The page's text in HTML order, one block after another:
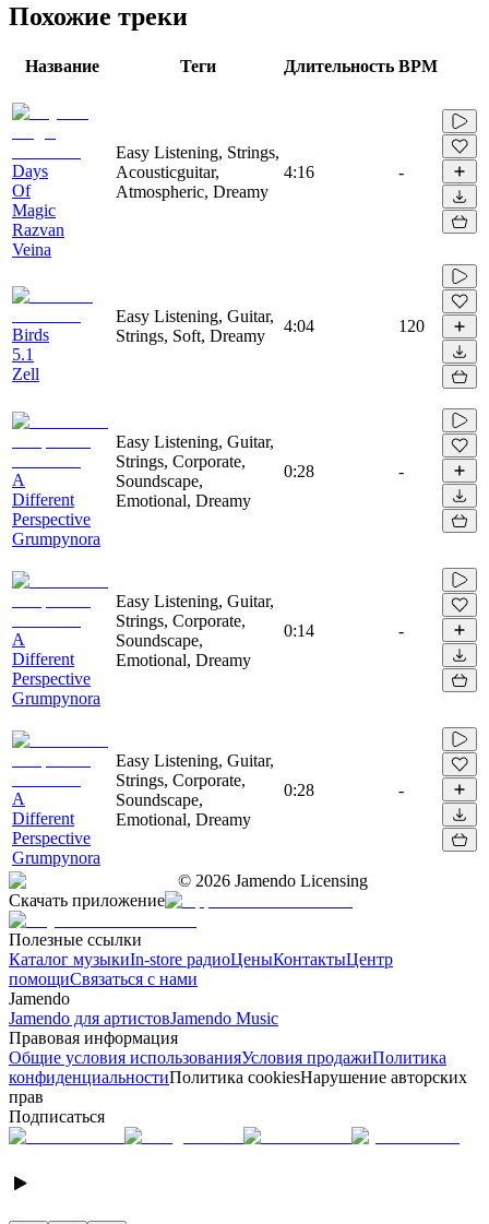
Похожие треки
Название Теги Длительность BPM
Days
Of
Magic
Razvan
Veina
Easy Listening, Strings,
Acousticguitar,
Atmospheric, Dreamy
4:16 -
Birds
5.1
Zell
Easy Listening, Guitar,
Strings, Soft, Dreamy
4:04 120
A
Different
Perspective
Grumpynora
Easy Listening, Guitar,
Strings, Corporate,
Soundscape,
Emotional, Dreamy
0:28 -
A
Different
Perspective
Grumpynora
Easy Listening, Guitar,
Strings, Corporate,
Soundscape,
Emotional, Dreamy
0:14 -
A
Different
Perspective
Grumpynora
Easy Listening, Guitar,
Strings, Corporate,
Soundscape,
Emotional, Dreamy
0:28 -
© 2026 Jamendo Licensing
Скачать приложение
Полезные ссылки
Каталог музыкиIn-store радиоЦеныКонтактыЦентр
помощиСвязаться с нами
Jamendo
Jamendo для артистовJamendo Music
Правовая информация
Общие условия использованияУсловия продажиПолитика
конфиденциальностиПолитика cookiesНарушение авторских
прав
Подписаться